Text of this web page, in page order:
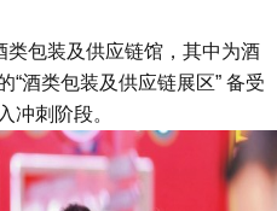
类包装及供应链馆，其中为酒
“酒类包装及供应链展区” 备受
冲刺阶段。